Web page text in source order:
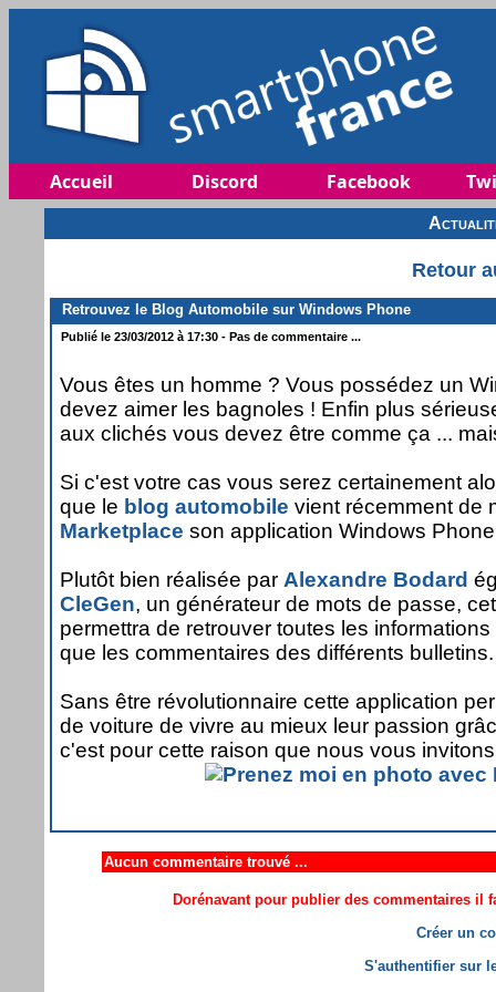
Accueil Discord Facebook
Retour
Retrouvez le Blog Automobile sur Windows Phone
Publié le 23/03/2012 à 17:30 - Pas de commentaire ...
Vous êtes un homme ? Vous possédez un
devez aimer les bagnoles ! Enfin plus
aux clichés vous devez être comme ça ...
Si c'est votre cas vous serez certainement
que le blog automobile vient récemment de
Marketplace son application Windows
Plutôt bien réalisée par Alexandre Bodard
CleGen, un générateur de mots de passe,
permettra de retrouver toutes les
que les commentaires des différents bulletins.
Sans être révolutionnaire cette application
de voiture de vivre au mieux leur passion
c'est pour cette raison que nous vous
Aucun commentaire trouvé ...
Dorénavant pour publier des commentaires il
Créer un
S'authentifier sur